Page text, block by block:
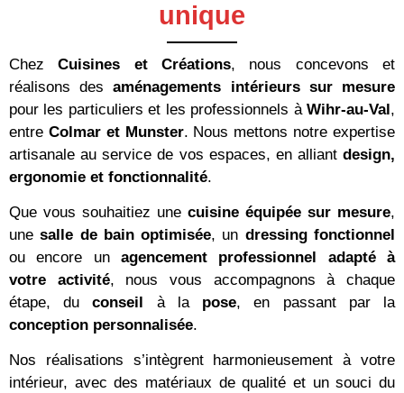
unique
ChezCuisines et Créations, nous concevons et
réalisons desaménagements intérieurs sur mesure
pour les particuliers et les professionnels à Wihr-au-Val,
entre Colmar et Munster. Nous mettons notre expertise
artisanale au service de vos espaces, en alliant design,
ergonomie et fonctionnalité.
Que vous souhaitiez une cuisine équipée sur mesure,
unesalle de bain optimisée, un dressing fonctionnel
ou encore un agencement professionnel adapté à
votre activité, nous vous accompagnons à chaque
étape, duconseil à la pose, en passant par la
conception personnalisée.
Nos réalisations s’intègrent harmonieusement à votre
intérieur, avec des matériaux de qualité et un souci du